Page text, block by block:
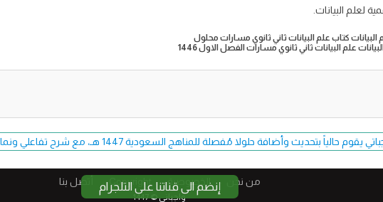
إنضم الى قناتنا على التلجرام
لعلم البيانات.
كتاب علم البيانات ثاني ثانوي مسارات محلول
علم البيانات ثاني ثانوي مسارات الفصل الاول 1446
يقوم حالياً بتحديث وأضافة حلولا مُفصلة للمناهج السعودية 1447 هـ، مع شرح تفاعلي ونماذج اختبارات حصرية.
من نحن الخصوصية Copyright​ أتصل بنا
واجباتي © 1447